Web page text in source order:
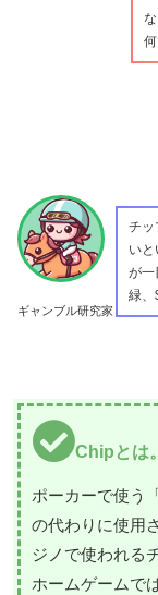
ギャンブル研究家
チッ
い
が一
緑、
Chipとは。
ポーカーで使う
の代わりに使用
ジノで使われる
ホームゲームで